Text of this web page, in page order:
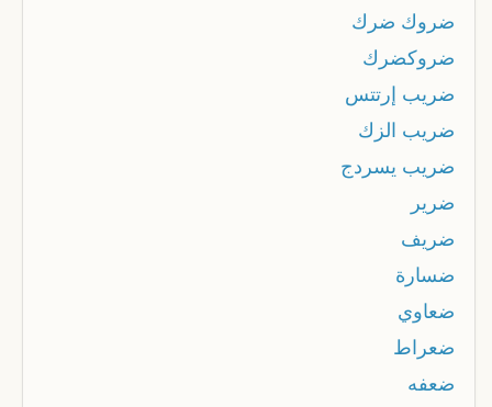
ضروك ضرك
ضروكضرك
ضريب إرتتس
ضريب الزك
ضريب يسردج
ضرير
ضريف
ضسارة
ضعاوي
ضعراط
ضعفه